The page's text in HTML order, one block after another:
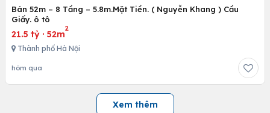
Bán 52m – 8 Tầng – 5.8m.Mặt Tiền. ( Nguyễn Khang ) Cầu
Giấy. ô tô
21.5 tỷ · 52m
2
Thành phố Hà Nội
hôm qua
Xem thêm